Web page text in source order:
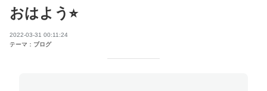
おはよう⭐︎
2022-03-31 00:11:24
テーマ： ブログ